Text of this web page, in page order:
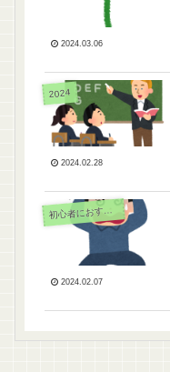
2024.03.06
2024
2024.02.28
初
心者におすすめ
2024.02.07